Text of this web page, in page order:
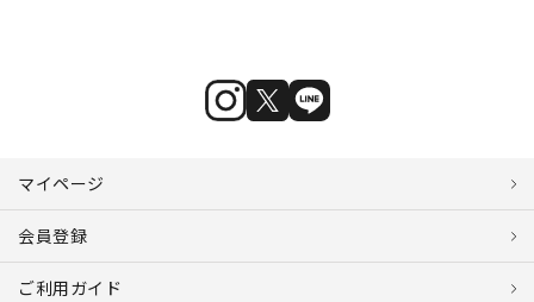
マイページ
会員登録
ご利用ガイド